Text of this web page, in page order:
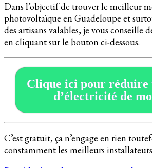
Dans l’objectif de trouver le meilleur
photovoltaïque en Guadeloupe et
des artisans valables, je vous conseille
en cliquant sur le bouton ci-dessous.
Clique ici pour réduire
d’électricité de
C’est gratuit, ça n’engage en rien
constamment les meilleurs